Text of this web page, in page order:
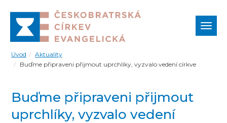
Úvod
Aktuality
Buďme připraveni přijmout uprchlíky, vyzvalo vedení církve
Buďme připraveni přijmout
uprchlíky, vyzvalo vedení